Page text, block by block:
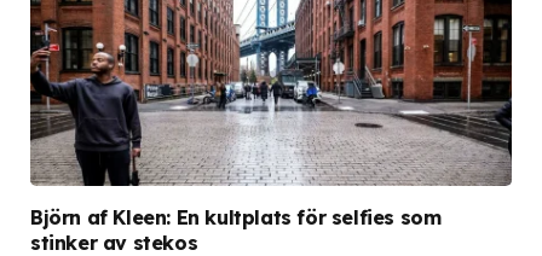
Björn af Kleen: En kultplats för selfies som
stinker av stekos